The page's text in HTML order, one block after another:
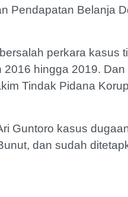
Pendapatan Belanja
perkara kasus
hingga 2019. Dan
Tindak Pidana
Guntoro kasus
dan sudah